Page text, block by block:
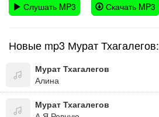
Слушать MP3 Скачать MP3
Новые mp3 Мурат Тхагалегов:
Мурат Тхагалегов
Алина
Мурат Тхагалегов